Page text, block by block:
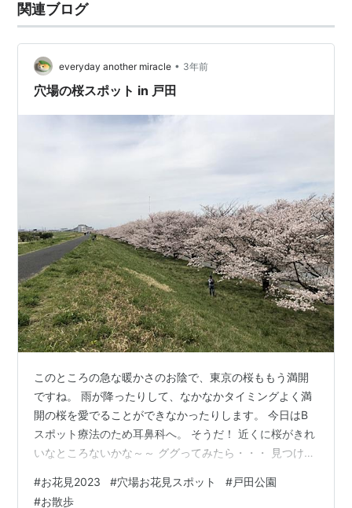
関連ブログ
everyday another miracle • 3年前
穴場の桜スポット in 戸田
このところの急な暖かさのお陰で、東京の桜ももう満開
ですね。 雨が降ったりして、なかなかタイミングよく満
開の桜を愛でることができなかったりします。 今日はB
スポット療法のため耳鼻科へ。 そうだ！ 近くに桜がきれ
いなところないかな～～ ググってみたら・・・ 見つけま
駅」から徒歩で行けます。 （コミュニティバスもあり）
#お花見2023 #穴場お花見スポット #戸田公園
#お散歩